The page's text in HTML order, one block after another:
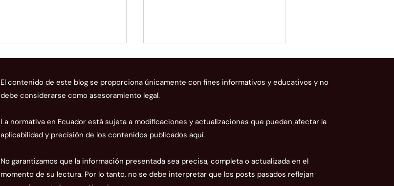
Normas para el registro de
informáticos o servicios de
facturación electrónica
La CAN ratifica que la tasa
gravamen prohibido: ¿qué
implica para su empresa?
El contenido de este blog se proporciona únicamente con fines informativos y educativos y no
debe considerarse como asesoramiento legal.
La normativa en Ecuador está sujeta a modificaciones y actualizaciones que pueden afectar la
aplicabilidad y precisión de los contenidos publicados aquí.
No garantizamos que la información presentada sea precisa, completa o actualizada en el
momento de su lectura. Por lo tanto, no se debe interpretar que los posts pasados reflejan